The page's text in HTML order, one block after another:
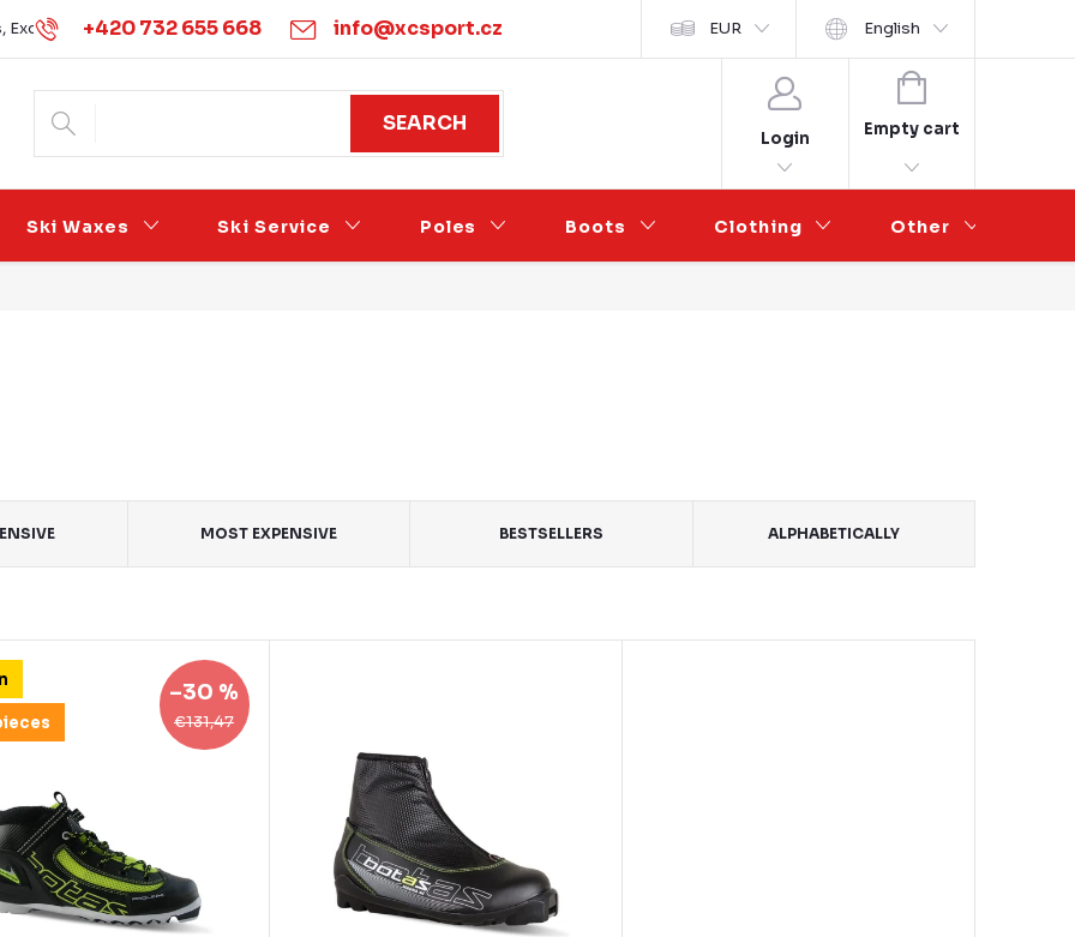
+420 732 655 668 info@xcsport.cz
Exchanges and Complaints Obchodní podmínky Podmínky ochrany osobních údajů Wholesale Partnership
EUR English
SEARCH
Login
SHOPPING
CART
Empty cart
Ski Waxes Ski Service Poles Boots Clothing Other
MOST EXPENSIVE BESTSELLERS ALPHABETICALLY
€131,47
–30 %